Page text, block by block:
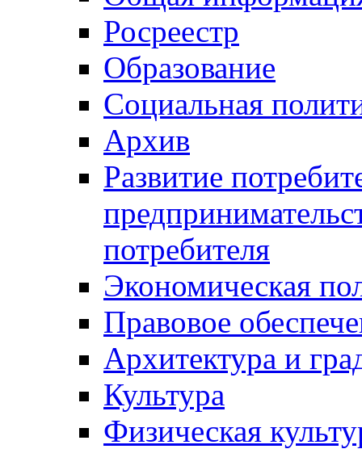
Росреестр
Образование
Социальная
Архив
Развитие
потребителя
Экономическая
Правовое
Архитектура и
Культура
Физическая